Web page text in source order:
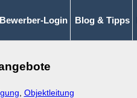
Bewerber-Login Blog & Tipps
Objektleitung